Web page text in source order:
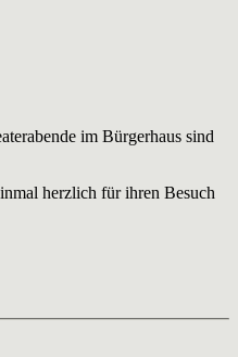
im Bürgerhaus sind
herzlich für ihren Besuch